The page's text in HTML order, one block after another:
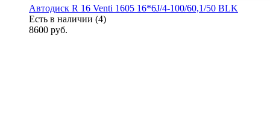
Автодиск R 16 Venti 1605 16*6J/4-100/60,1/50 BLK
Есть в наличии (4)
8600 руб.